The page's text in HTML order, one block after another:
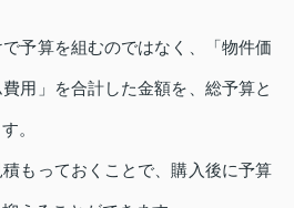
予算を組むのではなく、「物件価
用」を合計した金額を、総予算と
。
もっておくことで、購入後に予算